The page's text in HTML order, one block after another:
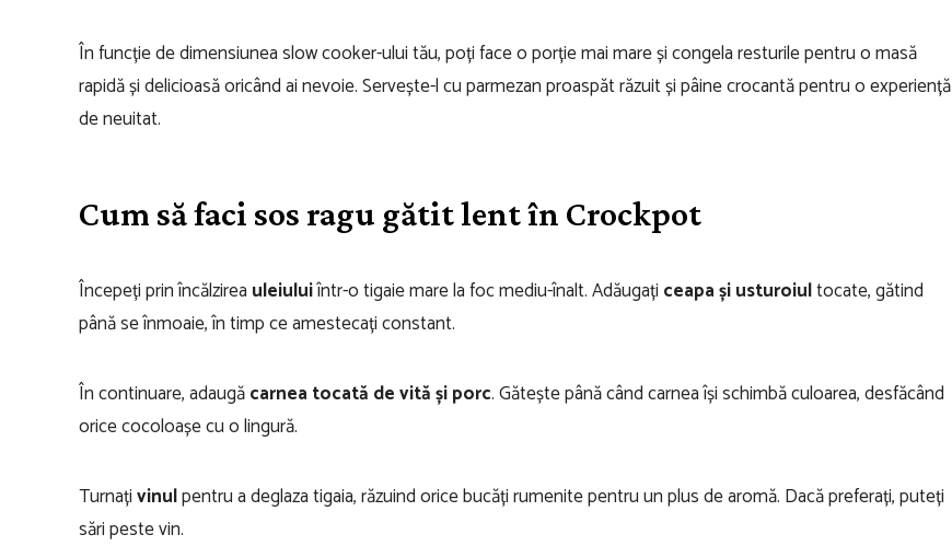
În funcție de dimensiunea slow cooker-ului tău, poți face o porție mai mare și congela resturile pentru o masă
rapidă și delicioasă oricând ai nevoie. Servește-l cu parmezan proaspăt răzuit și pâine crocantă pentru o experiență
de neuitat.
Cum să faci sos ragu gătit lent în Crockpot
Începeți prin încălzirea uleiuluiîntr-o tigaie mare la foc mediu-înalt. Adăugați ceapa și usturoiultocate, gătind
până se înmoaie, în timp ce amestecați constant.
În continuare, adaugăcarnea tocată de vită și porc. Gătește până când carnea își schimbă culoarea, desfăcând
orice cocoloașe cu o lingură.
Turnațivinulpentru a deglaza tigaia, răzuind orice bucăți rumenite pentru un plus de aromă. Dacă preferați, puteți
sări peste vin.